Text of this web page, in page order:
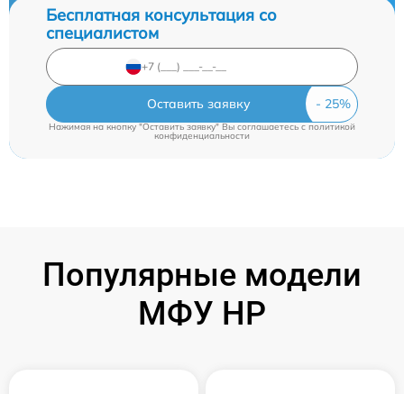
Бесплатная консультация со
специалистом
Оставить заявку
Нажимая на кнопку "Оставить заявку" Вы соглашаетесь cполитикой
конфиденциальности
Популярные модели
МФУ HP